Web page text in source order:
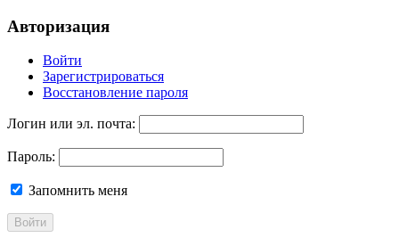
Авторизация
Войти
Зарегистрироваться
Восстановление пароля
Логин или эл. почта:
Пароль:
Запомнить меня
Войти